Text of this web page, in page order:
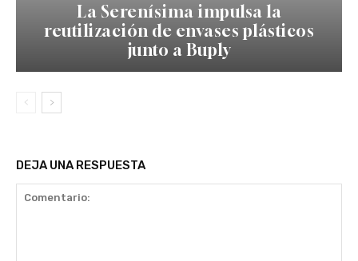
La Serenísima impulsa la
reutilización de envases plásticos
junto a Buply
DEJA UNA RESPUESTA